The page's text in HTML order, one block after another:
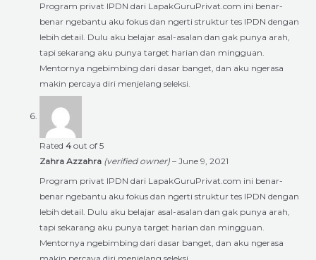
Program privat IPDN dari LapakGuruPrivat.com ini benar-
benar ngebantu aku fokus dan ngerti struktur tes IPDN dengan
lebih detail. Dulu aku belajar asal-asalan dan gak punya arah,
tapi sekarang aku punya target harian dan mingguan.
Mentornya ngebimbing dari dasar banget, dan aku ngerasa
makin percaya diri menjelang seleksi.
Rated 4 out of 5
Zahra Azzahra (verified owner) – June 9, 2021
Program privat IPDN dari LapakGuruPrivat.com ini benar-
benar ngebantu aku fokus dan ngerti struktur tes IPDN dengan
lebih detail. Dulu aku belajar asal-asalan dan gak punya arah,
tapi sekarang aku punya target harian dan mingguan.
Mentornya ngebimbing dari dasar banget, dan aku ngerasa